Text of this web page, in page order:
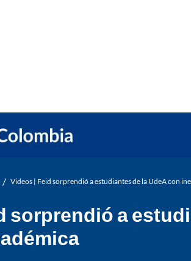
/ Videos | Feid sorprendió a estudiantes de la UdeA con
sorprendió a